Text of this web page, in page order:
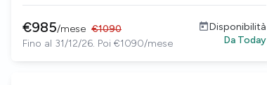
€985/mese €1090
Fino al 31/12/26. Poi €1090/mese
Disponibilità
Da Today